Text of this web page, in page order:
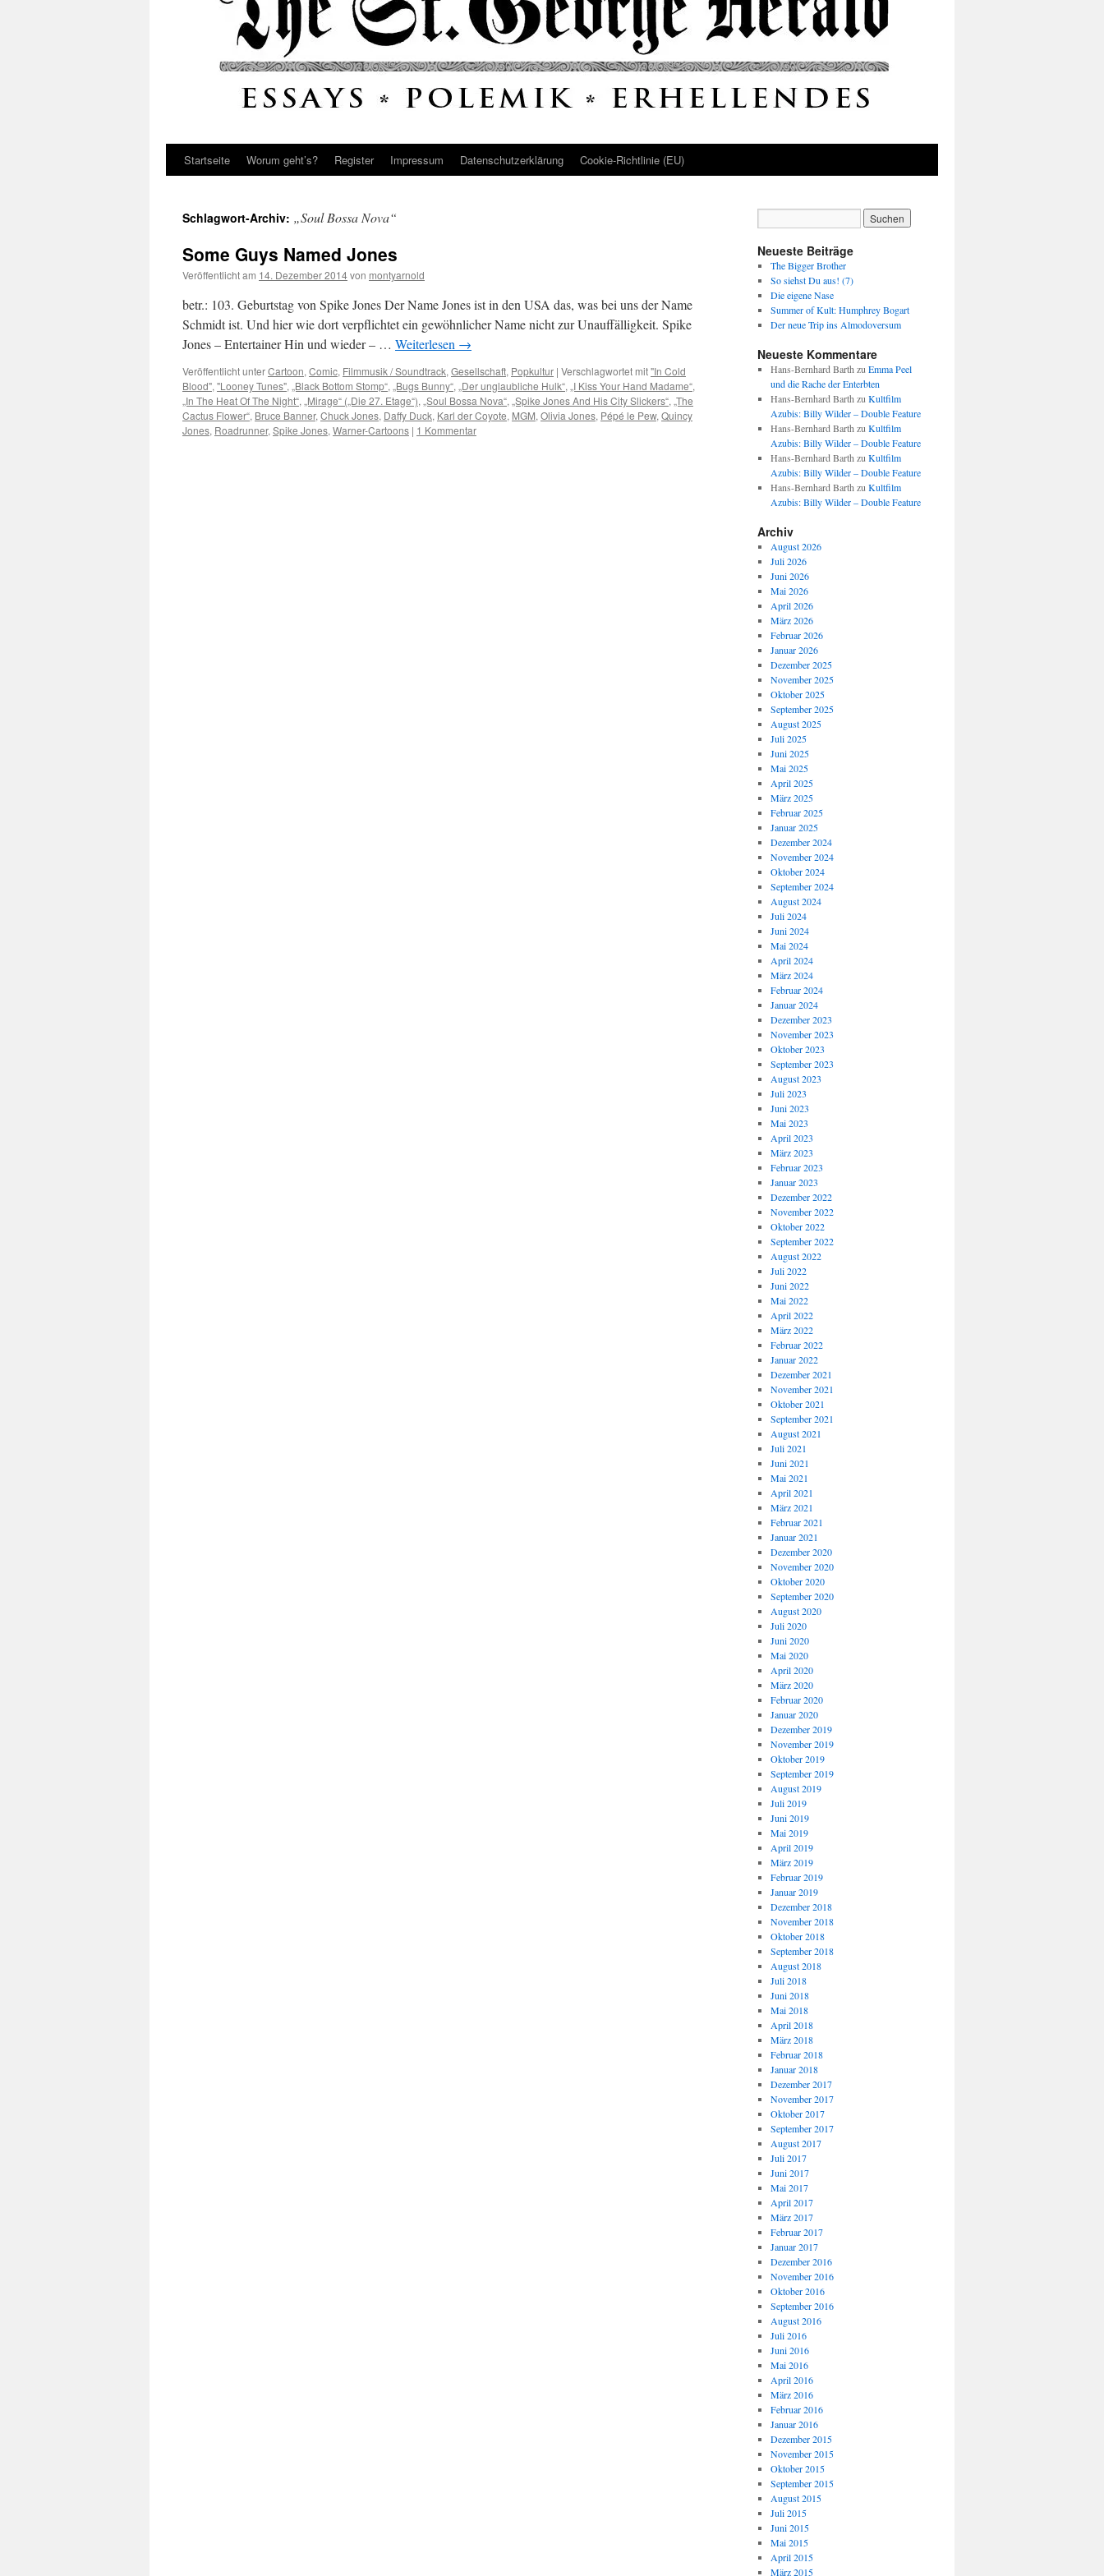
Startseite Worum geht’s? Register Impressum Datenschutz­erklärung Cookie-Richtlinie (EU)
Schlagwort-Archiv: „Soul Bossa Nova“
Some Guys Named Jones
Veröffentlicht am 14. Dezember 2014von montyarnold
betr.: 103. Geburtstag von Spike Jones Der Name Jones ist in den USA das, was bei uns der Name
Schmidt ist. Und hier wie dort verpflichtet ein gewöhnlicher Name nicht zur Unauffälligkeit. Spike
Jones – Entertainer Hin und wieder – … Weiterlesen →
Veröffentlicht unterCartoon, Comic, Filmmusik / Soundtrack, Gesellschaft, Popkultur | Verschlagwortet mit"In Cold
Blood", "Looney Tunes", „Black Bottom Stomp“, „Bugs Bunny“, „Der unglaubliche Hulk“, „I Kiss Your Hand Madame“,
„In The Heat Of The Night“, „Mirage“ („Die 27. Etage“), „Soul Bossa Nova“, „Spike Jones And His City Slickers“, „The
Cactus Flower“, Bruce Banner, Chuck Jones, Daffy Duck, Karl der Coyote, MGM, Olivia Jones, Pépé le Pew, Quincy
Jones, Roadrunner, Spike Jones, Warner-Cartoons | 1 Kommentar
Neueste Beiträge
The Bigger Brother
So siehst Du aus! (7)
Die eigene Nase
Summer of Kult: Humphrey Bogart
Der neue Trip ins Almodoversum
Neueste Kommentare
Hans-Bernhard Barth zu Emma Peel
und die Rache der Enterbten
Hans-Bernhard Barth zu Kultfilm
Azubis: Billy Wilder – Double Feature
Hans-Bernhard Barth zu Kultfilm
Azubis: Billy Wilder – Double Feature
Hans-Bernhard Barth zu Kultfilm
Azubis: Billy Wilder – Double Feature
Hans-Bernhard Barth zu Kultfilm
Azubis: Billy Wilder – Double Feature
Archiv
August 2026
Juli 2026
Juni 2026
Mai 2026
April 2026
März 2026
Februar 2026
Januar 2026
Dezember 2025
November 2025
Oktober 2025
September 2025
August 2025
Juli 2025
Juni 2025
Mai 2025
April 2025
März 2025
Februar 2025
Januar 2025
Dezember 2024
November 2024
Oktober 2024
September 2024
August 2024
Juli 2024
Juni 2024
Mai 2024
April 2024
März 2024
Februar 2024
Januar 2024
Dezember 2023
November 2023
Oktober 2023
September 2023
August 2023
Juli 2023
Juni 2023
Mai 2023
April 2023
März 2023
Februar 2023
Januar 2023
Dezember 2022
November 2022
Oktober 2022
September 2022
August 2022
Juli 2022
Juni 2022
Mai 2022
April 2022
März 2022
Februar 2022
Januar 2022
Dezember 2021
November 2021
Oktober 2021
September 2021
August 2021
Juli 2021
Juni 2021
Mai 2021
April 2021
März 2021
Februar 2021
Januar 2021
Dezember 2020
November 2020
Oktober 2020
September 2020
August 2020
Juli 2020
Juni 2020
Mai 2020
April 2020
März 2020
Februar 2020
Januar 2020
Dezember 2019
November 2019
Oktober 2019
September 2019
August 2019
Juli 2019
Juni 2019
Mai 2019
April 2019
März 2019
Februar 2019
Januar 2019
Dezember 2018
November 2018
Oktober 2018
September 2018
August 2018
Juli 2018
Juni 2018
Mai 2018
April 2018
März 2018
Februar 2018
Januar 2018
Dezember 2017
November 2017
Oktober 2017
September 2017
August 2017
Juli 2017
Juni 2017
Mai 2017
April 2017
März 2017
Februar 2017
Januar 2017
Dezember 2016
November 2016
Oktober 2016
September 2016
August 2016
Juli 2016
Juni 2016
Mai 2016
April 2016
März 2016
Februar 2016
Januar 2016
Dezember 2015
November 2015
Oktober 2015
September 2015
August 2015
Juli 2015
Juni 2015
Mai 2015
April 2015
März 2015